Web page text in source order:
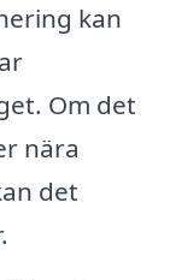
kan
Om det
nära
det